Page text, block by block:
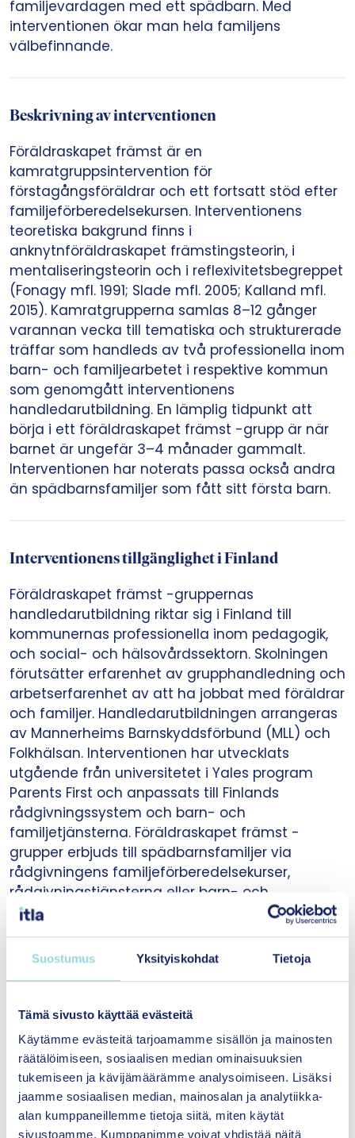
Suostumus Yksityiskohdat Tietoja
Tämä sivusto käyttää evästeitä
Käytämme evästeitä tarjoamamme sisällön ja mainosten
räätälöimiseen, sosiaalisen median ominaisuuksien
tukemiseen ja kävijämäärämme analysoimiseen. Lisäksi
jaamme sosiaalisen median, mainosalan ja analytiikka-
alan kumppaneillemme tietoja siitä, miten käytät
sivustoamme. Kumppanimme voivat yhdistää näitä
familjevardagen med ett spädbarn. Med
interventionen ökar man hela familjens
välbefinnande.
Beskrivning av interventionen
Föräldraskapet främst är en
kamratgruppsintervention för
förstagångsföräldrar och ett fortsatt stöd efter
familjeförberedelsekursen. Interventionens
teoretiska bakgrund finns i
anknytnföräldraskapet främstingsteorin, i
mentaliseringsteorin och i reflexivitetsbegreppet
(Fonagy mfl. 1991; Slade mfl. 2005; Kalland mfl.
2015). Kamratgrupperna samlas 8–12 gånger
varannan vecka till tematiska och strukturerade
träffar som handleds av två professionella inom
barn- och familjearbetet i respektive kommun
som genomgått interventionens
handledarutbildning. En lämplig tidpunkt att
börja i ett föräldraskapet främst -grupp är när
barnet är ungefär 3–4 månader gammalt.
Interventionen har noterats passa också andra
än spädbarnsfamiljer som fått sitt första barn.
Interventionens tillgänglighet i Finland
Föräldraskapet främst -gruppernas
handledarutbildning riktar sig i Finland till
kommunernas professionella inom pedagogik,
och social- och hälsovårdssektorn. Skolningen
förutsätter erfarenhet av grupphandledning och
arbetserfarenhet av att ha jobbat med föräldrar
och familjer. Handledarutbildningen arrangeras
av Mannerheims Barnskyddsförbund (MLL) och
Folkhälsan. Interventionen har utvecklats
utgående från universitetet i Yales program
Parents First och anpassats till Finlands
rådgivningssystem och barn- och
familjetjänsterna. Föräldraskapet främst -
grupper erbjuds till spädbarnsfamiljer via
rådgivningens familjeförberedelsekurser,
rådgivningstjänsterna eller barn- och
familjetjänsterna. Det finns inga exakta
uppgifter om interventionens regionala
tillgänglighet.
Interventionens forskningsevidens och effekt
Det pågår en kvalitativ undersökning (Sourander
mfl. 2016) och en effektstudie om
interventionen. (Kalland mfl. 2015).